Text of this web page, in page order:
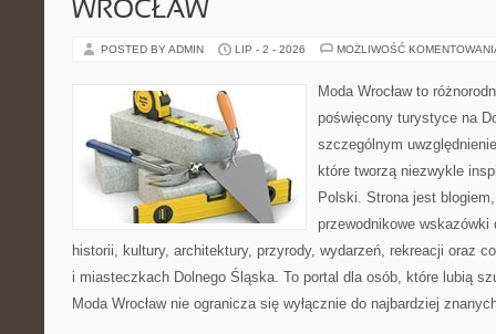
WROCŁAW
POSTED BY ADMIN LIP - 2 - 2026 MOŻLIWOŚĆ
Moda Wrocław to
poświęcony turystyce na
szczególnym
które tworzą niezwykle
Polski. Strona jest
przewodnikowe
historii, kultury, architektury, przyrody, wydarzeń, rekreacji oraz
i miasteczkach Dolnego Śląska. To portal dla osób, które lubią
Moda Wrocław nie ogranicza się wyłącznie do najbardziej